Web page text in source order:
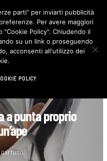
F
c
e
b
o
I
n
s
t
a punta proprio
parti” per inviarti pubblicità
Per avere maggiori
"Cookie Policy". Chiudendo il
su un link o proseguendo
acconsenti all'utilizzo dei
POLICY